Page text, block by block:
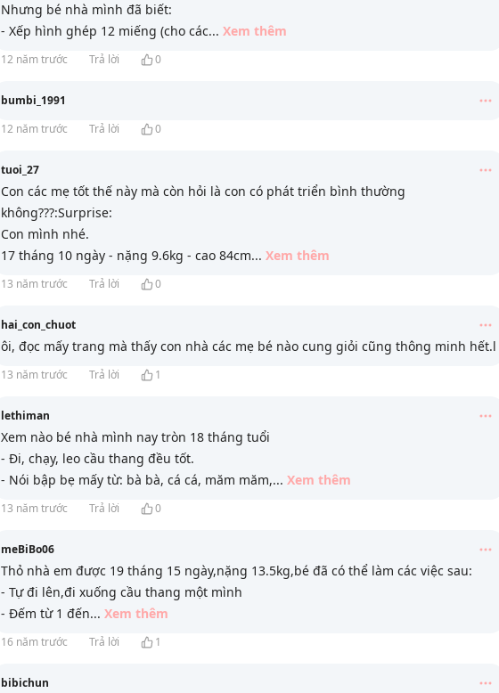
Nhưng bé nhà mình đã biết:
- Xếp hình ghép 12 miếng (cho các... Xem thêm
12 năm trước Trả lời 0
bumbi_1991
12 năm trước
Trả lời 0
tuoi_27
Con các mẹ tốt thế này mà còn hỏi là con có phát triển bình thường
không???:Surprise:
Con mình nhé.
17 tháng 10 ngày - nặng 9.6kg - cao 84cm... Xem thêm
13 năm trước Trả lời 0
hai_con_chuot
ôi, đọc mấy trang mà thấy con nhà các mẹ bé nào cung giỏi cũng thông minh hết.l
13 năm trước Trả lời 1
lethiman
Xem nào bé nhà mình nay tròn 18 tháng tuổi
- Đi, chạy, leo cầu thang đều tốt.
- Nói bập bẹ mấy từ: bà bà, cá cá, măm măm,... Xem thêm
13 năm trước Trả lời 0
meBiBo06
Thỏ nhà em được 19 tháng 15 ngày,nặng 13.5kg,bé đã có thể làm các việc sau:
- Tự đi lên,đi xuống cầu thang một mình
- Đếm từ 1 đến... Xem thêm
16 năm trước Trả lời 1
bibichun